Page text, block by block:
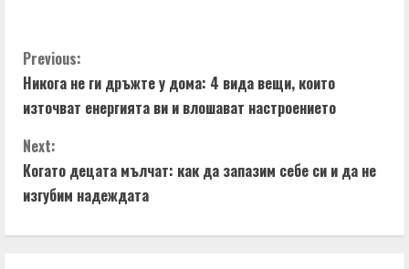
C
o
n
t
Previous:
Никога не ги дръжте у дома: 4 вида вещи, които
източват енергията ви и влошават настроението
Next:
Когато децата мълчат: как да запазим себе си и да не
изгубим надеждата